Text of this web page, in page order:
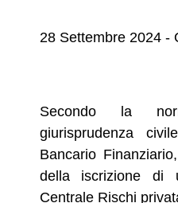
28 Settembre 2024 -
Secondo la
giurisprudenza
Bancario
della iscrizione di
Centrale Rischi